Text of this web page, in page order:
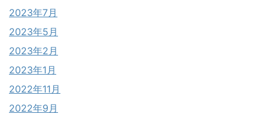
2023年7月
2023年5月
2023年2月
2023年1月
2022年11月
2022年9月